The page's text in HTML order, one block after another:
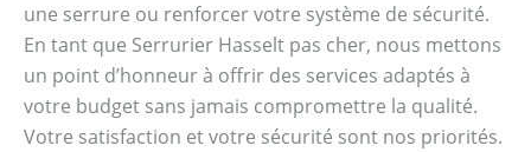
une serrure ou renforcer votre système de sécurité.
En tant que Serrurier Hasselt pas cher, nous mettons
un point d’honneur à offrir des services adaptés à
votre budget sans jamais compromettre la qualité.
Votre satisfaction et votre sécurité sont nos priorités.